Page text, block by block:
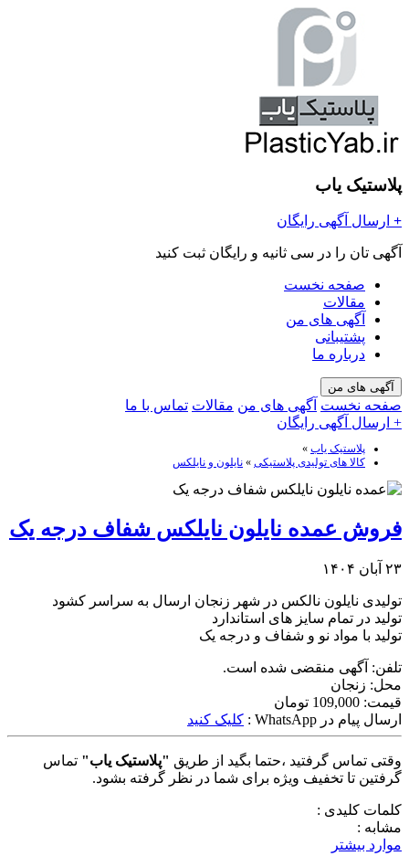
پلاستیک یاب
+ ارسال آگهی رایگان
آگهی تان را در سی ثانیه و رایگان ثبت کنید
صفحه نخست
مقالات
آگهی های من
پشتیبانی
درباره ما
آگهی های من
صفحه نخست آگهی های من مقالات تماس با ما
+ ارسال آگهی رایگان
پلاستیک یاب »
کالا های تولیدی پلاستیکی » نایلون و نایلکس
فروش عمده نایلون نایلکس شفاف درجه یک
۲۳ آبان ۱۴۰۴
تولیدی نایلون نالکس در شهر زنجان ارسال به سراسر کشود
تولید در تمام سایز های استاندارد
تولید با مواد نو و شفاف و درجه یک
تلفن: آگهی منقضی شده است.
محل: زنجان
قیمت: 109,000 تومان
ارسال پیام در WhatsApp :
کلیک کنید
وقتی تماس گرفتید ،حتما بگید از طریق "پلاستیک یاب" تماس
گرفتین تا تخفیف ویژه برای شما در نظر گرفته بشود.
کلمات کلیدی :
مشابه :
موارد بیشتر